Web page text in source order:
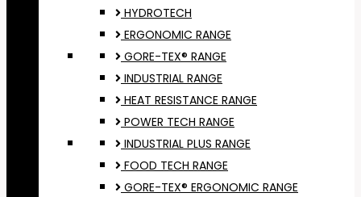
HYDROTECH
ERGONOMIC RANGE
GORE-TEX® RANGE
INDUSTRIAL RANGE
HEAT RESISTANCE RANGE
POWER TECH RANGE
INDUSTRIAL PLUS RANGE
FOOD TECH RANGE
GORE-TEX® ERGONOMIC RANGE